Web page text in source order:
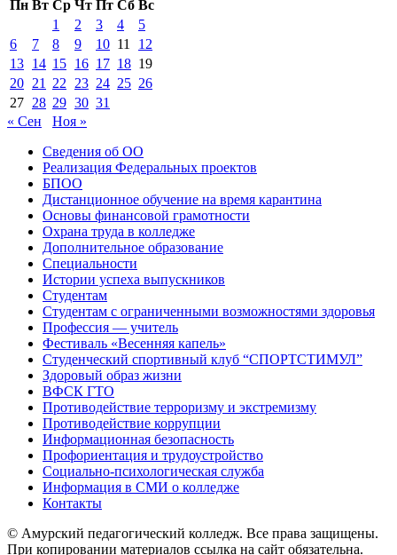
Пн Вт Ср Чт Пт Сб Вс
1
2 3 4
5
6
7 8 9 10 11
12
13 14 15 16 17 18 19
20 21 22 23 24 25 26
27 28 29 30 31
« Сен
Ноя »
Сведения об ОО
Реализация Федеральных проектов
БПОО
Дистанционное обучение на время карантина
Основы финансовой грамотности
Охрана труда в колледже
Дополнительное образование
Специальности
Истории успеха выпускников
Студентам
Студентам с ограниченными возможностями здоровья
Профессия — учитель
Фестиваль «Весенняя капель»
Студенческий спортивный клуб “СПОРТСТИМУЛ”
Здоровый образ жизни
ВФСК ГТО
Противодействие терроризму и экстремизму
Противодействие коррупции
Информационная безопасность
Профориентация и трудоустройство
Социально-психологическая служба
Информация в СМИ о колледже
Контакты
© Амурский педагогический колледж. Все права защищены.
При копировании материалов ссылка на сайт обязательна.